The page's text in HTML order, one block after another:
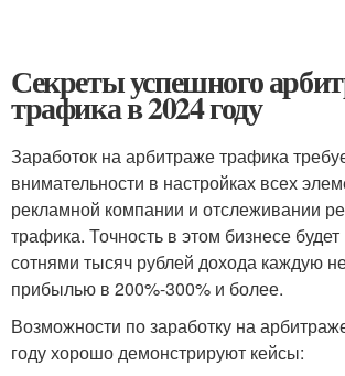
Секреты успешного
трафика в 2024 году
Заработок на арбитраже трафика
внимательности в настройках всех
рекламной компании и отслеживании
трафика. Точность в этом бизнесе
сотнями тысяч рублей дохода каждую
прибылью в 200%-300% и более.
Возможности по заработку на
году хорошо демонстрируют кейсы: